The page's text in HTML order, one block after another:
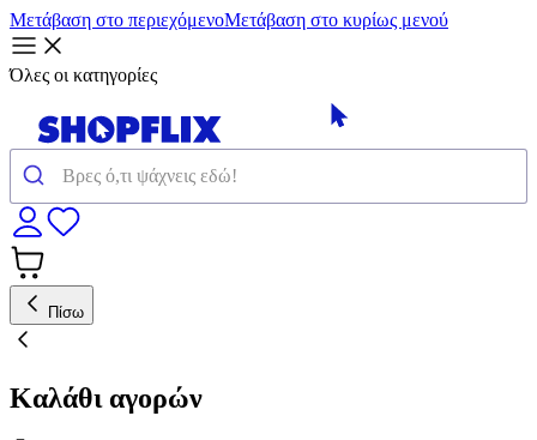
Μετάβαση στο περιεχόμενοΜετάβαση στο κυρίως μενού
Όλες οι κατηγορίες
Πίσω
Καλάθι αγορών